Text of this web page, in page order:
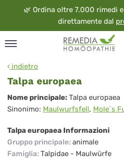
🌿 Ordina oltre 7.000 rimedi
direttamente dal
indietro
Talpa europaea
Talpa
europaea
Nome principale: Talpa europaea
Sinonimo: Maulwurfsfell, Mole´s
Talpa europaea Informazioni
Gruppo principale: animale
Famiglia: Talpidae - Maulwürfe